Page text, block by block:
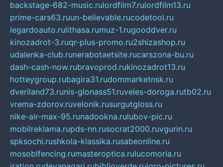
backstage-682-music.rulordfilm7.rulordfilm13.ru
prime-cars63.ruun-believable.rucodetool.ru
legardoauto.rulithasa.rumuz-1.rugooddver.ru
kinozadrot-3.ruqr-plus-promo.ru2shizashop.ru
udalenka-club.runerabotaetsite.rucarszona-bu.ru
dash-cash-now.rubravoprod.rukinozadrot13.ru
hotteygroup.rubagira31.rudommarketnsk.ru
dveriland73.runis-glonass51.ruveles-doroga.rutb02.ru
vrema-zdorov.ruvelonik.rusurgutgloss.ru
nike-air-max-95.runadookna.rulubov-pic.ru
mobilreklama.rupds-nn.rusocrat2000.ruvgurin.ru
spksochi.rushkola-klassika.rusabeonline.ru
mosoblfencing.rumasteroptica.rulucomoria.ru